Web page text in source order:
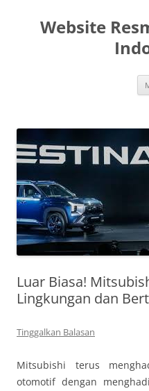
Website
Luar Biasa!
Lingkungan dan
Tinggalkan Balasan
Mitsubishi terus
otomotif dengan